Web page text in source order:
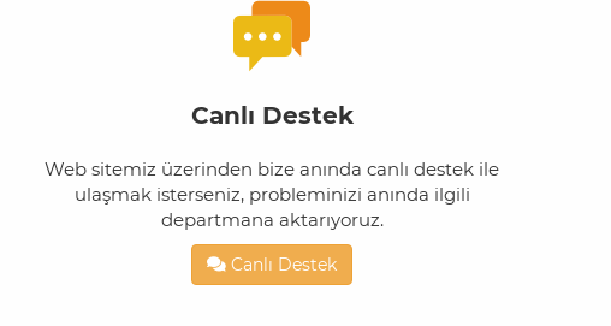
Canlı Destek
Web sitemiz üzerinden bize anında canlı destek ile
ulaşmak isterseniz, probleminizi anında ilgili
departmana aktarıyoruz.
Canlı Destek